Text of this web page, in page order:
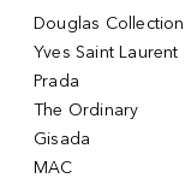
Douglas Collection
Yves Saint Laurent
Prada
The Ordinary
Gisada
MAC